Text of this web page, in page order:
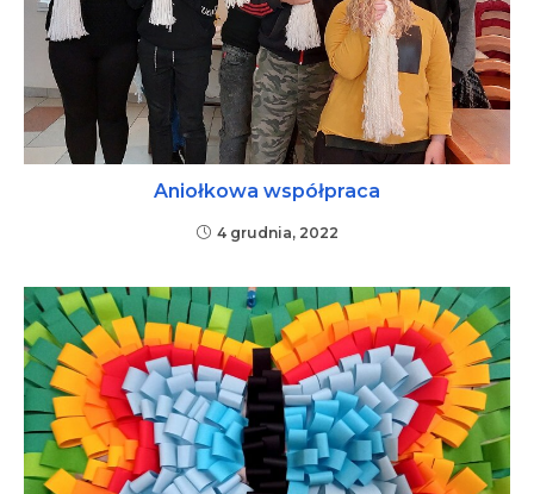
Aniołkowa współpraca
4 grudnia, 2022